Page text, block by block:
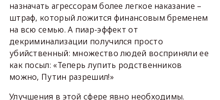
назначать агрессорам более легкое наказание –
штраф, который ложится финансовым бременем
на всю семью. А пиар-эффект от
декриминализации получился просто
убийственный: множество людей восприняли ее
как посыл: «Теперь лупить родственников
можно, Путин разрешил!»
Улучшения в этой сфере явно необходимы.